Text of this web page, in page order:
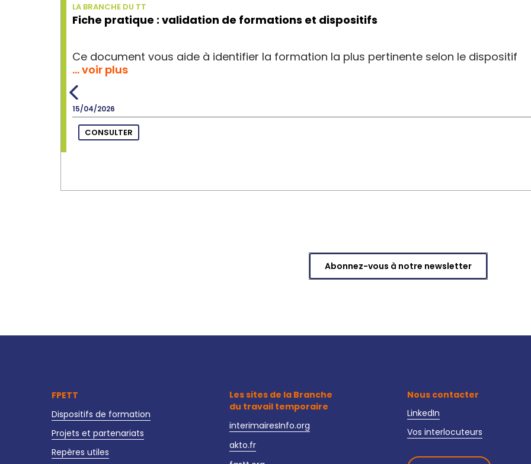
LA BRANCHE DU TT
Fiche pratique : validation de formations et dispositifs
Ce document vous aide à identifier la formation la plus pertinente selon le dispositif
… voir plus
15/04/2026
CONSULTER
Abonnez-vous à notre newsletter
FPETT
Dispositifs de formation
Projets et partenariats
Repères utiles
Les sites de la Branche
du travail temporaire
interimairesInfo.org
akto.fr
Nous contacter
LinkedIn
Vos interlocuteurs